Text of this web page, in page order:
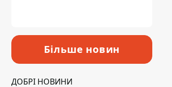
Більше новин
ДОБРІ НОВИНИ